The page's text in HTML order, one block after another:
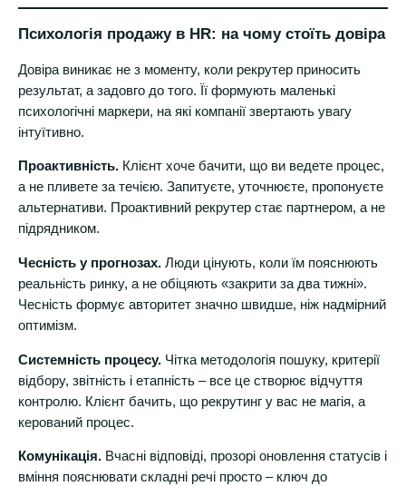
Психологія продажу в HR: на чому стоїть довіра
Довіра виникає не з моменту, коли рекрутер приносить
результат, а задовго до того. Її формують маленькі
психологічні маркери, на які компанії звертають увагу
інтуїтивно.
Проактивність. Клієнт хоче бачити, що ви ведете процес,
а не пливете за течією. Запитуєте, уточнюєте, пропонуєте
альтернативи. Проактивний рекрутер стає партнером, а не
підрядником.
Чесність у прогнозах. Люди цінують, коли їм пояснюють
реальність ринку, а не обіцяють «закрити за два тижні».
Чесність формує авторитет значно швидше, ніж надмірний
оптимізм.
Системність процесу. Чітка методологія пошуку, критерії
відбору, звітність і етапність – все це створює відчуття
контролю. Клієнт бачить, що рекрутинг у вас не магія, а
керований процес.
Комунікація. Вчасні відповіді, прозорі оновлення статусів і
вміння пояснювати складні речі просто – ключ до